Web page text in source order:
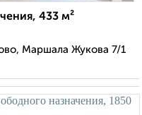
433 м²
Маршала Жукова 7/1